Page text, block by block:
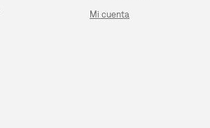
Mi cuenta